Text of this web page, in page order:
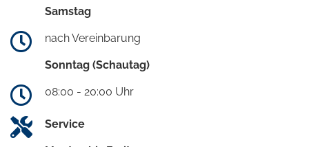
Samstag
nach Vereinbarung
Sonntag (Schautag)
08:00 - 20:00 Uhr
Service